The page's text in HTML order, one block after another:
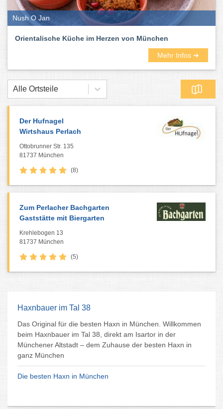
Nush O Jan
Orientalische Küche im Herzen von München
Mehr Infos ➜
Alle Ortsteile
Der Hufnagel
Wirtshaus Perlach
Ottobrunner Str. 135
81737 München
(8)
Zum Perlacher Bachgarten
Gaststätte mit Biergarten
Krehlebogen 13
81737 München
(5)
Haxnbauer im Tal 38
Das Original für die besten Haxn in München. Willkommen
beim Haxnbauer im Tal 38, direkt am Isartor in der
Münchener Altstadt – dem Zuhause der besten Haxn in
ganz München
Die besten Haxn in München